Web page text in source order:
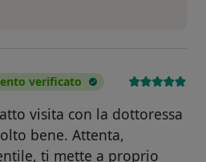
verificato
visita con la dottoressa
bene. Attenta,
ti mette a proprio